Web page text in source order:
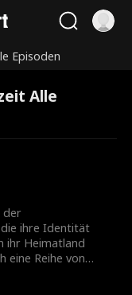
Episoden
Alle
der
die ihre Identität
ihr Heimatland
eine Reihe von